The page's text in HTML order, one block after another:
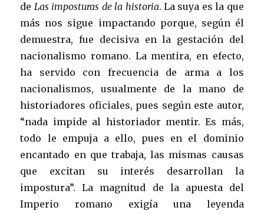
de Las imposturas de la historia. La suya es la que
más nos sigue impactando porque, según él
demuestra, fue decisiva en la gestación del
nacionalismo romano. La mentira, en efecto,
ha servido con frecuencia de arma a los
nacionalismos, usualmente de la mano de
historiadores oficiales, pues según este autor,
“nada impide al historiador mentir. Es más,
todo le empuja a ello, pues en el dominio
encantado en que trabaja, las mismas causas
que excitan su interés desarrollan la
impostura”. La magnitud de la apuesta del
Imperio romano exigía una leyenda